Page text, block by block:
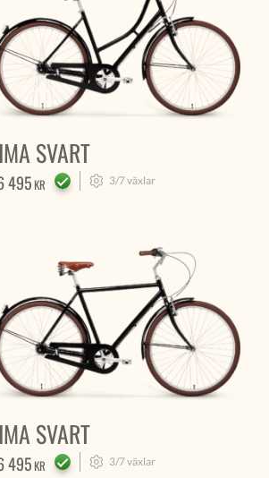
SVART
495KR 3/7växlar
SVART
495KR 3/7växlar